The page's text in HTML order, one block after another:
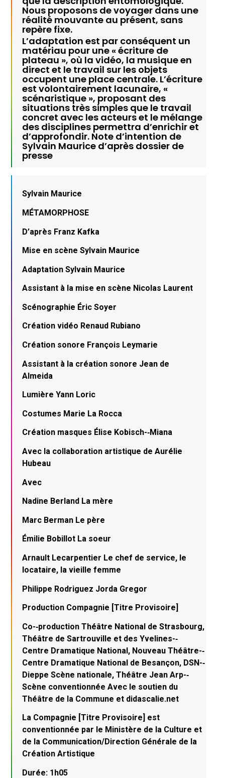
Nous proposons de voyager dans une
réalité mouvante au présent, sans
repère fixe.
L’adaptation est par conséquent un
matériau pour une « écriture de
plateau », où la vidéo, la musique en
direct et le travail sur les objets
occupent une place centrale. L’écriture
est volontairement lacunaire, «
scénaristique », proposant des
situations très simples que le travail
concret avec les acteurs et le mélange
des disciplines permettra d’enrichir et
d’approfondir. Note d’intention de
Sylvain Maurice d’après dossier de
presse
Sylvain Maurice
MÉTAMORPHOSE
D’après Franz Kafka
Mise en scène Sylvain Maurice
Adaptation Sylvain Maurice
Assistant à la mise en scène Nicolas Laurent
Scénographie Éric Soyer
Création vidéo Renaud Rubiano
Création sonore François Leymarie
Assistant à la création sonore Jean de
Almeida
Lumière Yann Loric
Costumes Marie La Rocca
Création masques Élise Kobisch-­‐Miana
Avec la collaboration artistique de Aurélie
Hubeau
Avec
Nadine Berland La mère
Marc Berman Le père
Émilie Bobillot La soeur
Arnault Lecarpentier Le chef de service, le
locataire, la vieille femme
Philippe Rodriguez Jorda Gregor
Production Compagnie [Titre Provisoire]
Co-­‐production Théâtre National de Strasbourg,
Théâtre de Sartrouville et des Yvelines-­‐
Centre Dramatique National, Nouveau Théâtre-­‐
Centre Dramatique National de Besançon, DSN-­‐
Dieppe Scène nationale, Théâtre Jean Arp-­‐
Scène conventionnée Avec le soutien du
Théâtre de la Commune et didascalie.net
La Compagnie [Titre Provisoire] est
conventionnée par le Ministère de la Culture et
de la Communication/Direction Générale de la
Création Artistique
Durée: 1h05